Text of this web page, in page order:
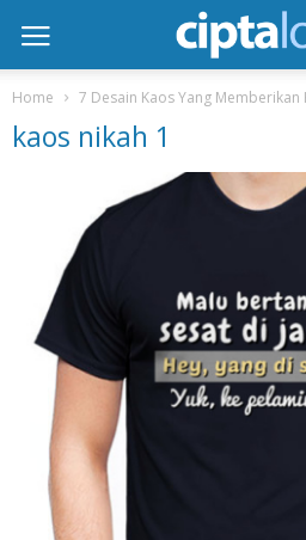
Home 7 Desain Kaos Yang
kaos nikah 1